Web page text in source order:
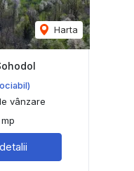
Harta
vânzare